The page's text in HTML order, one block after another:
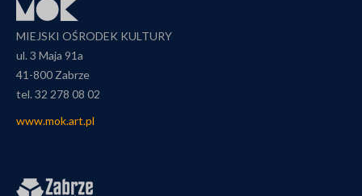
MIEJSKI OŚRODEK KULTURY
ul. 3 Maja 91a
41-800 Zabrze
tel. 32 278 08 02
www.mok.art.pl